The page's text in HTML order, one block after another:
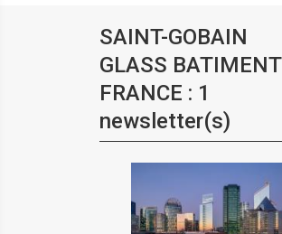
SAINT-GOBAIN
GLASS BATIMENT
FRANCE : 1
newsletter(s)